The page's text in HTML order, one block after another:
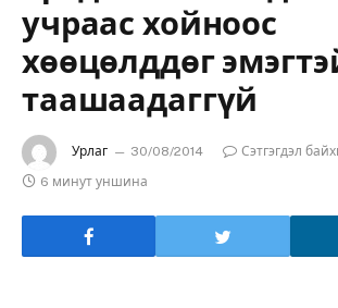
учраас хойноос
хөөцөлддөг
таашаадаггүй
Урлаг 30/08/2014
Сэтгэгдэл
6 минут уншина